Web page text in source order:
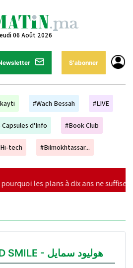
06 Août 2026
S'abonner
#Wach Bessah #LIVE
Capsules d'Info #Book Club
tech #Bilmokhtassar...
dix ans ne suffisent plus (Unesco)
HOLLYWOOD SMILE - هوليود سمايل